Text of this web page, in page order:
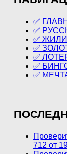
✅
✅
✅
✅
✅
✅
✅
712 от